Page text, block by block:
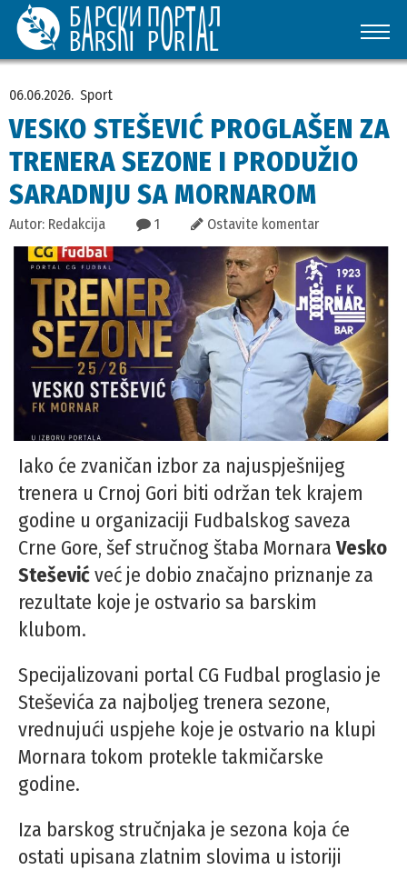
06.06.2026. Sport
VESKO STEŠEVIĆ PROGLAŠEN ZA
TRENERA SEZONE I PRODUŽIO
SARADNJU SA MORNAROM
Autor: Redakcija 1 Ostavite komentar
Iako će zvaničan izbor za najuspješnijeg
trenera u Crnoj Gori biti održan tek krajem
godine u organizaciji Fudbalskog saveza
Crne Gore, šef stručnog štaba Mornara Vesko
Steševićveć je dobio značajno priznanje za
rezultate koje je ostvario sa barskim
klubom.
Specijalizovani portal CG Fudbal proglasio je
Steševića za najboljeg trenera sezone,
vrednujući uspjehe koje je ostvario na klupi
Mornara tokom protekle takmičarske
godine.
Iza barskog stručnjaka je sezona koja će
ostati upisana zlatnim slovima u istoriji